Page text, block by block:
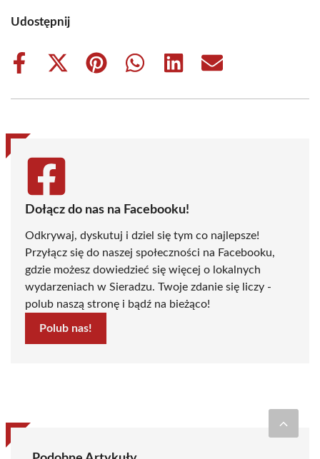
Udostępnij
Share
Share
(Twitter)
Share
Share
Share
Share
Dołącz do nas na Facebooku!
Odkrywaj, dyskutuj i dziel się tym co najlepsze!
Przyłącz się do naszej społeczności na Facebooku,
gdzie możesz dowiedzieć się więcej o lokalnych
wydarzeniach w Sieradzu. Twoje zdanie się liczy -
polub naszą stronę i bądź na bieżąco!
Polub nas!